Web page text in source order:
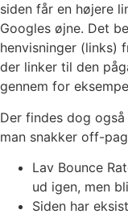
siden får en højere
Googles øjne. Det
henvisninger (links)
der linker til den
gennem for
Der findes dog
man snakker off-
Lav Bounce
ud igen, men
Siden har